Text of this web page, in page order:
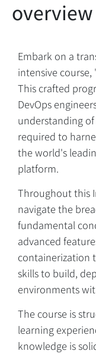
Embark on a
intensive
This crafted
DevOps
understanding
required to
the world's
platform.
Throughout this
navigate the
fundamental
advanced
containerization
skills to build,
environments
The course is
learning
knowledge is